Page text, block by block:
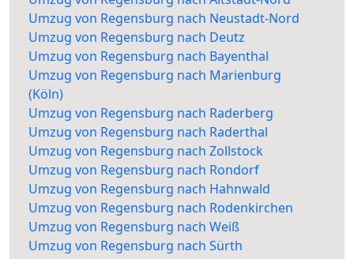
Umzug von Regensburg nach Neustadt-Nord
Umzug von Regensburg nach Deutz
Umzug von Regensburg nach Bayenthal
Umzug von Regensburg nach Marienburg
(Köln)
Umzug von Regensburg nach Raderberg
Umzug von Regensburg nach Raderthal
Umzug von Regensburg nach Zollstock
Umzug von Regensburg nach Rondorf
Umzug von Regensburg nach Hahnwald
Umzug von Regensburg nach Rodenkirchen
Umzug von Regensburg nach Weiß
Umzug von Regensburg nach Sürth